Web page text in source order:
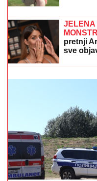
(FOTO) LETOVANJE
SUVOM LUKSUZU
u bazenu, a ovako sa
Zbog
urnišu
dinara"